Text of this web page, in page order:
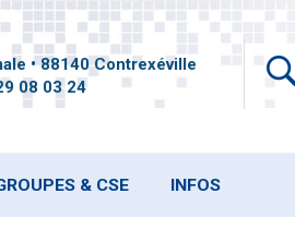
• 88140 Contrexéville
08 03 24
& CSE INFOS